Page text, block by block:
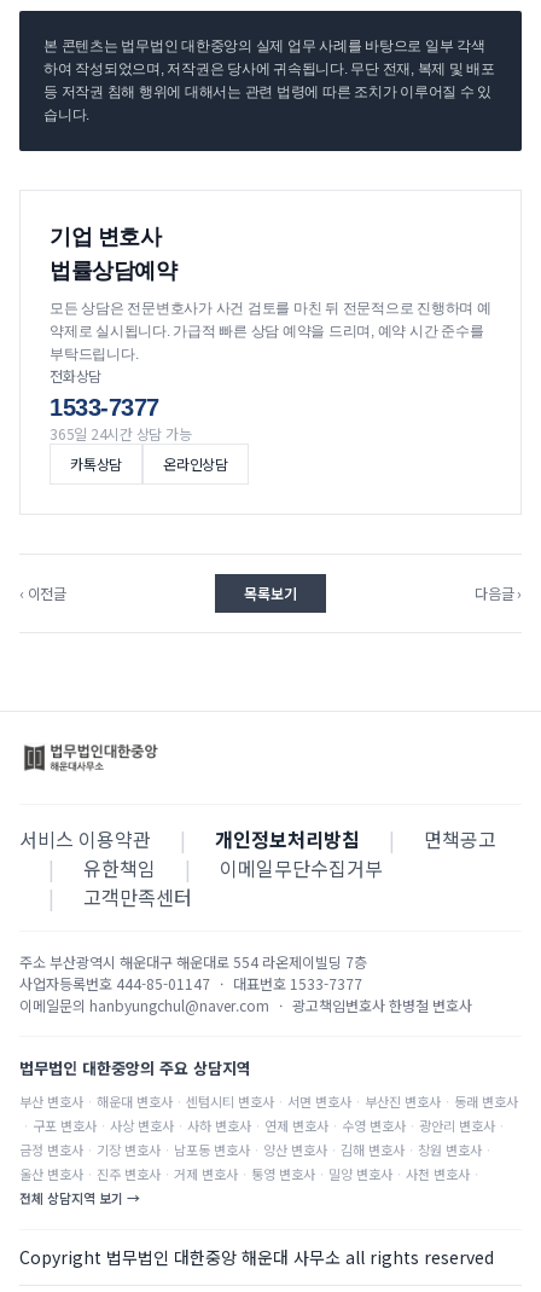
본 콘텐츠는 법무법인 대한중앙의 실제 업무 사례를 바탕으로 일부 각색
하여 작성되었으며, 저작권은 당사에 귀속됩니다. 무단 전재, 복제 및 배포
등 저작권 침해 행위에 대해서는 관련 법령에 따른 조치가 이루어질 수 있
습니다.
기업 변호사
법률상담예약
모든 상담은 전문변호사가 사건 검토를 마친 뒤 전문적으로 진행하며 예
약제로 실시됩니다. 가급적 빠른 상담 예약을 드리며, 예약 시간 준수를
부탁드립니다.
전화상담
1533-7377
365일 24시간 상담 가능
카톡상담
온라인상담
‹ 이전글 목록보기 다음글 ›
서비스 이용약관 | 개인정보처리방침 |
면책공고
|
유한책임 |
이메일무단수집거부
|
고객만족센터
주소부산광역시 해운대구 해운대로 554 라온제이빌딩 7층
사업자등록번호 444-85-01147 · 대표번호 1533-7377
이메일문의 hanbyungchul@naver.com · 광고책임변호사한병철 변호사
법무법인 대한중앙의 주요 상담지역
부산 변호사 · 해운대 변호사 · 센텀시티 변호사 · 서면 변호사 · 부산진 변호사 · 동래 변호사
· 구포 변호사 · 사상 변호사 · 사하 변호사 · 연제 변호사 · 수영 변호사 · 광안리 변호사 ·
금정 변호사 · 기장 변호사 · 남포동 변호사 · 양산 변호사 · 김해 변호사 · 창원 변호사 ·
울산 변호사 · 진주 변호사 · 거제 변호사 · 통영 변호사 · 밀양 변호사 · 사천 변호사 ·
전체 상담지역 보기 →
Copyright 법무법인 대한중앙 해운대 사무소 all rights reserved